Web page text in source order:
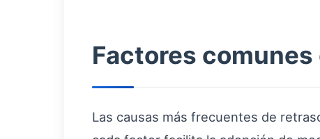
Factores comunes
Las causas más frecuentes de